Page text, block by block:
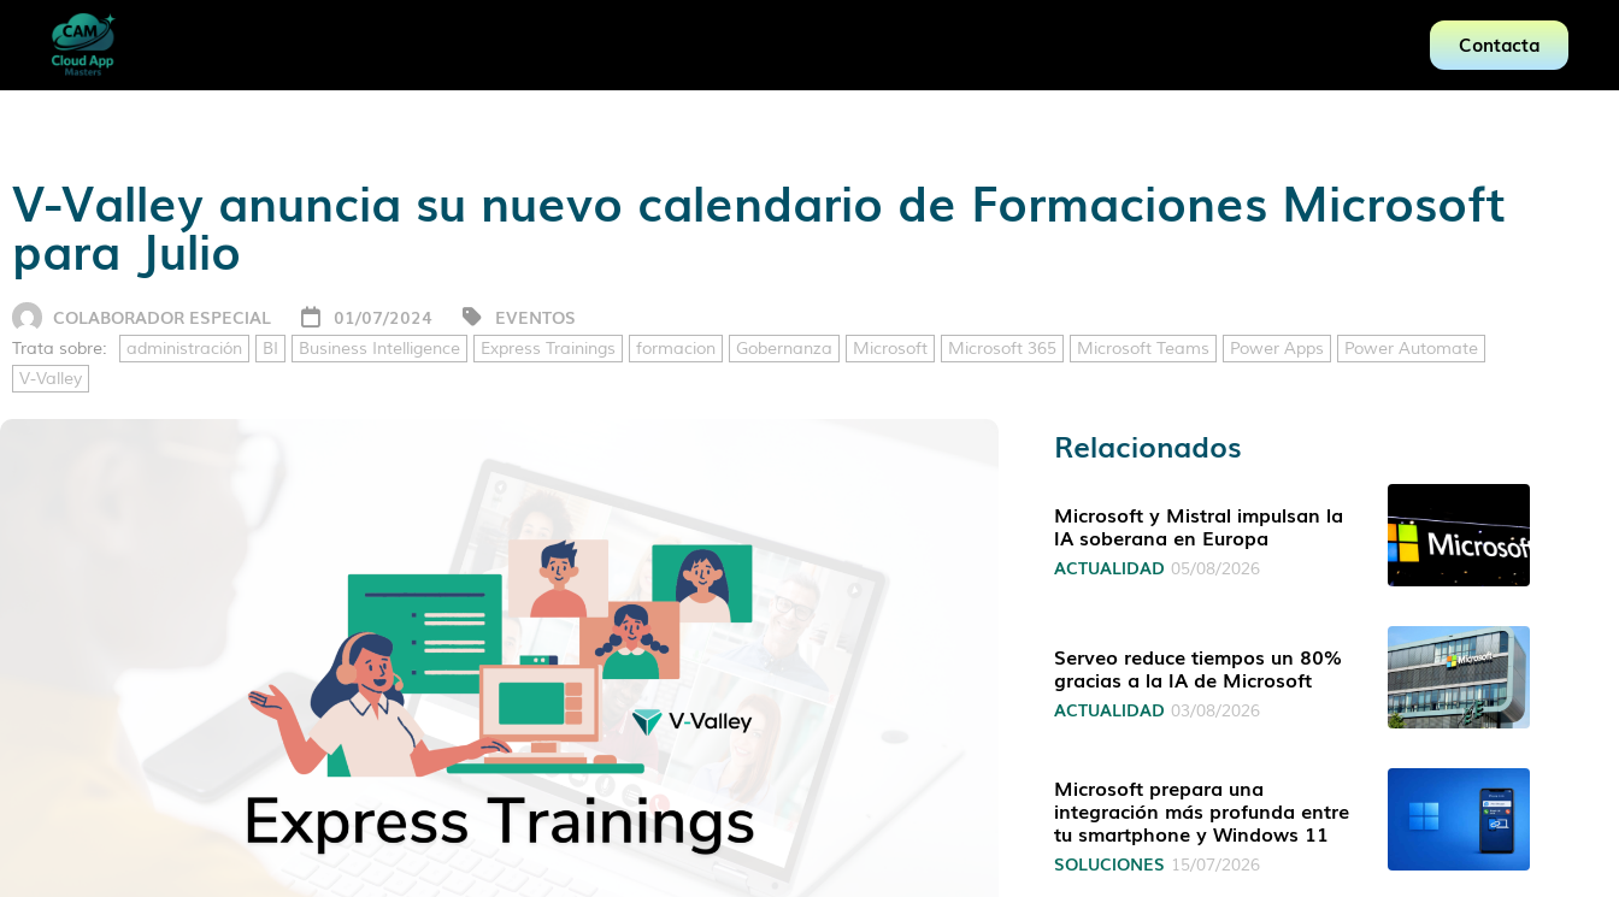
Contacta
V-Valley anuncia su nuevo calendario de Formaciones Microsoft
para Julio
COLABORADOR ESPECIAL 01/07/2024 EVENTOS
Trata sobre: administración BI Business Intelligence Express Trainings formacion Gobernanza Microsoft Microsoft 365 Microsoft Teams Power Apps
Power Automate
V-Valley
Relacionados
Microsoft y Mistral impulsan la
IA soberana en Europa
ACTUALIDAD 05/08/2026
Serveo reduce tiempos un 80%
gracias a la IA de Microsoft
ACTUALIDAD 03/08/2026
Microsoft prepara una
integración más profunda entre
tu smartphone y Windows 11
SOLUCIONES 15/07/2026